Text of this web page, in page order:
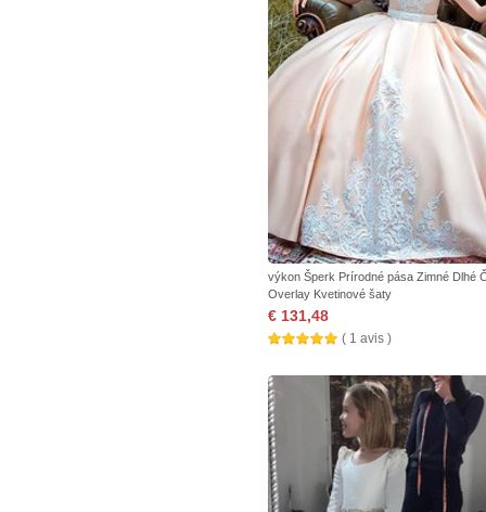
výkon Šperk Prírodné pása Zimné Dlhé
Overlay Kvetinové šaty
€ 131,48
( 1 avis )